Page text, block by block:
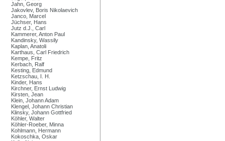
Jahn, Georg
Jakovlev, Boris Nikolaevich
Janco, Marcel
Jüchser, Hans
Jutz d.J., Carl
Kammerer, Anton Paul
Kandinsky, Wassily
Kaplan, Anatoli
Karthaus, Carl Friedrich
Kempe, Fritz
Kerbach, Ralf
Kesting, Edmund
Ketzschau, I. H.
Kinder, Hans
Kirchner, Ernst Ludwig
Kirsten, Jean
Klein, Johann Adam
Klengel, Johann Christian
Klinsky, Johann Gottfried
Köhler, Walter
Köhler-Roeber, Minna
Kohlmann, Hermann
Kokoschka, Oskar